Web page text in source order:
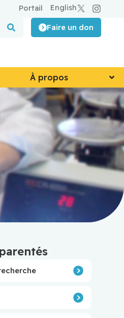
English
Portail
Faire un don
À propos